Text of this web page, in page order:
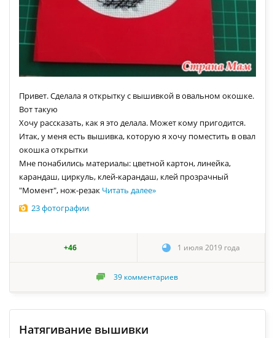
Привет. Сделала я открытку с вышивкой в овальном окошке.
Вот такую
Хочу рассказать, как я это делала. Может кому пригодится.
Итак, у меня есть вышивка, которую я хочу поместить в овал
окошка открытки
Мне понабились материалы: цветной картон, линейка,
карандаш, циркуль, клей-карандаш, клей прозрачный
"Момент", нож-резак Читать далее»
23 фотографии
+46 1 июля 2019 года
39 комментариев
Натягивание вышивки